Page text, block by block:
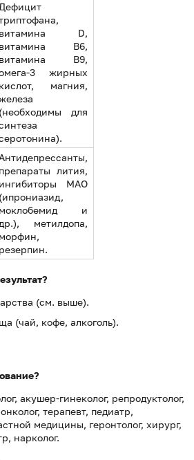
Дефицит
витамина D,
витамина B6,
витамина B9,
3 жирных
кислот, магния,
(необходимы для
препараты лития,
ингибиторы МАО
(ипрониазид,
моклобемид и
др.), метилдопа,
морфин,
резерпин.
(см. выше).
(чай, кофе, алкоголь).
акушер-гинеколог, репродуктолог,
терапевт, педиатр,
медицины, геронтолог, хирург,
нарколог.